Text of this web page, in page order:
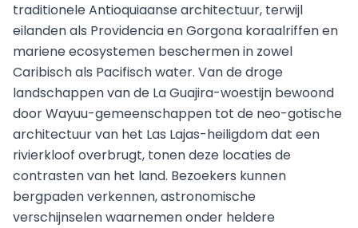
traditionele Antioquiaanse architectuur, terwijl
eilanden als Providencia en Gorgona koraalriffen en
mariene ecosystemen beschermen in zowel
Caribisch als Pacifisch water. Van de droge
landschappen van de La Guajira-woestijn bewoond
door Wayuu-gemeenschappen tot de neo-gotische
architectuur van het Las Lajas-heiligdom dat een
rivierkloof overbrugt, tonen deze locaties de
contrasten van het land. Bezoekers kunnen
bergpaden verkennen, astronomische
verschijnselen waarnemen onder heldere